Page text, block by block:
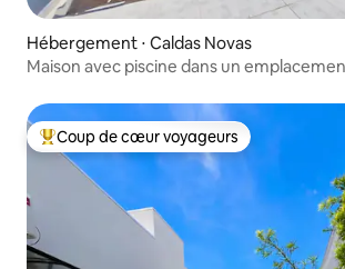
Hébergement ⋅ Caldas Novas
Maison avec piscine dans un
Coups de cœur voyageurs les plus
Coup de cœur voyageurs